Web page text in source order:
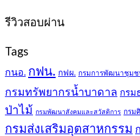
รีวิวสอบผ่าน
Tags
กนอ. กฟน. กฟผ. กรมการพัฒนาชุม
กรมทรัพยากรน้ำบาดาล กรม
ป่าไม้ กรมพัฒนาสังคมและสวัสดิการ กรม
กรมส่งเสริมอุตสาหกรรม